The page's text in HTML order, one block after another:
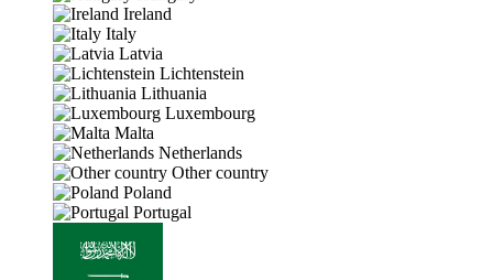
Ireland
Italy
Latvia
Lichtenstein
Lithuania
Luxembourg
Malta
Netherlands
Other country
Poland
Portugal